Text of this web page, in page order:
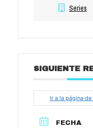
Series
SIGUIENTE
Ir a la página
FECHA